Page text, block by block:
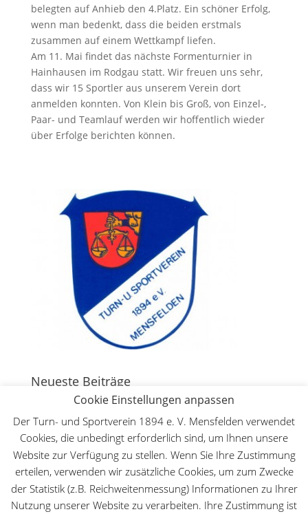
belegten auf Anhieb den 4.Platz. Ein schöner Erfolg,
wenn man bedenkt, dass die beiden erstmals
zusammen auf einem Wettkampf liefen.
Am 11. Mai findet das nächste Formenturnier in
Hainhausen im Rodgau statt. Wir freuen uns sehr,
dass wir 15 Sportler aus unserem Verein dort
anmelden konnten. Von Klein bis Groß, von Einzel-,
Paar- und Teamlauf werden wir hoffentlich wieder
über Erfolge berichten können.
Neueste Beiträge
130 Jahre Bergturnfest auf dem Mensfelder Kopf
August 2026
Deutsche Meisterschaft WFMAC in Dillenburg – Lilly
Lange ist Deutsche Meisterin im Leichtkontakt 30.
Mai 2026
Der TuS beim Hessischen Landeskinderturnfest 18.
Mai 2026
Cookie Einstellungen anpassen
Der Turn- und Sportverein 1894 e. V. Mensfelden verwendet
Cookies, die unbedingt erforderlich sind, um Ihnen unsere
Website zur Verfügung zu stellen. Wenn Sie Ihre Zustimmung
erteilen, verwenden wir zusätzliche Cookies, um zum Zwecke
der Statistik (z.B. Reichweitenmessung) Informationen zu Ihrer
Nutzung unserer Website zu verarbeiten. Ihre Zustimmung ist